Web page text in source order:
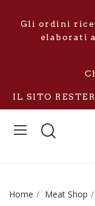
Gli ordini
elaborati
IL SITO
Home Meat Shop